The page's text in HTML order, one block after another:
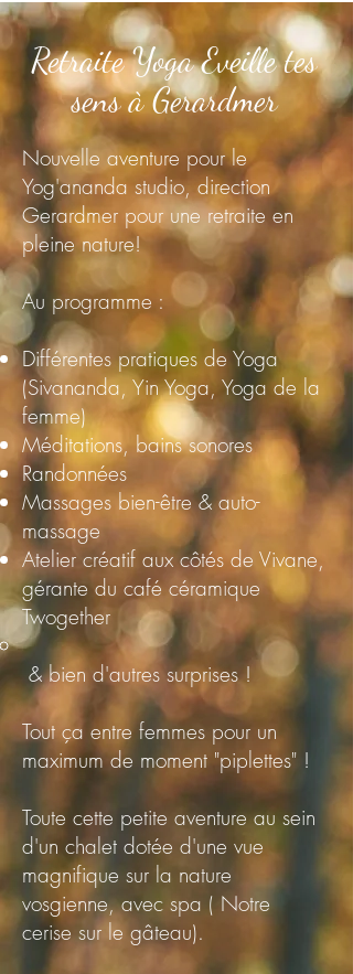
Retraite Yoga Eveille tes
sens à Gerardmer
Nouvelle aventure pour le
Yog'ananda studio, direction
Gerardmer pour une retraite en
pleine nature!
Au programme :
Différentes pratiques de Yoga
(Sivananda, Yin Yoga, Yoga de la
femme)
Méditations, bains sonores
Randonnées
Massages bien-être & auto-
massage
Atelier créatif aux côtés de Vivane,
gérante du café céramique
Twogether
& bien d'autres surprises !
Tout ça entre femmes pour un
maximum de moment "piplettes" !
Toute cette petite aventure au sein
d'un chalet dotée d'une vue
magnifique sur la nature
vosgienne, avec spa ( Notre
cerise sur le gâteau).